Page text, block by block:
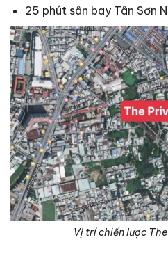
25 phút sân bay Tân Sơn
Vị trí chiến lược